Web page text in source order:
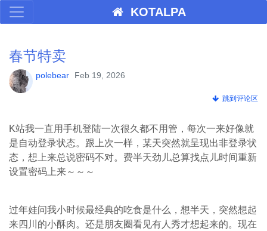
KOTALPA
春节特卖
polebear Feb 19, 2026
跳到评论区
K站我一直用手机登陆一次很久都不用管，每次一来好像就
是自动登录状态。跟上次一样，某天突然就呈现出非登录状
态，想上来总说密码不对。费半天劲儿总算找点儿时间重新
设置密码上来～～～
过年娃问我小时候最经典的吃食是什么，想半天，突然想起
来四川的小酥肉。还是朋友圈看见有人秀才想起来的。现在